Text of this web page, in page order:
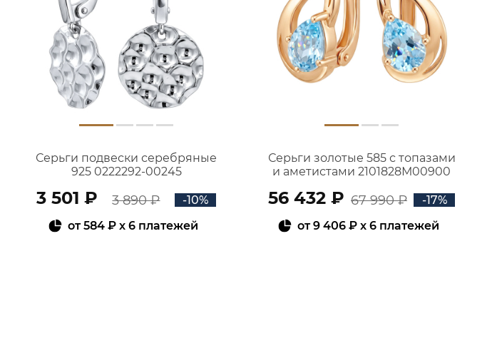
Серьги подвески серебряные
925 0222292-00245
3 501 ₽ 3 890 ₽
-10%
от584 ₽ x 6 платежей
Серьги золотые 585 с топазами
и аметистами 2101828М00900
56 432 ₽ 67 990 ₽
-17%
от9 406 ₽ x 6 платежей